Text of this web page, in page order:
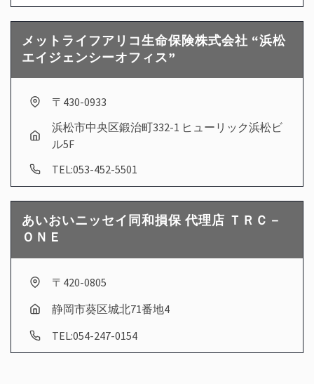
メットライフアリコ生命保険株式会社 “浜松
エイジェンシーオフィス”
〒430-0933
浜松市中央区鍛治町332-1 ヒューリック浜松ビ
ル5F
TEL:053-452-5501
あいおいニッセイ同和損保 代理店 ＴＲＣ－
ＯＮＥ
〒420-0805
静岡市葵区城北71番地4
TEL:054-247-0154